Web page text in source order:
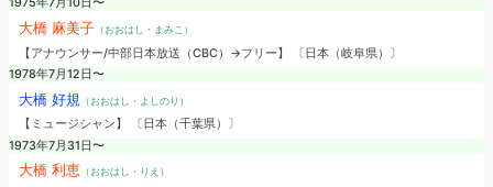
大橋 麻美子（おおはし・まみこ）
【アナウンサー/中部日本放送（CBC）→フリー】 〔日本（岐阜県）〕
1978年7月12日〜
大橋 好規 （おおはし・よしのり）
【ミュージシャン】 〔日本（千葉県）〕
1973年7月31日〜
大橋 利恵 （おおはし・りえ）